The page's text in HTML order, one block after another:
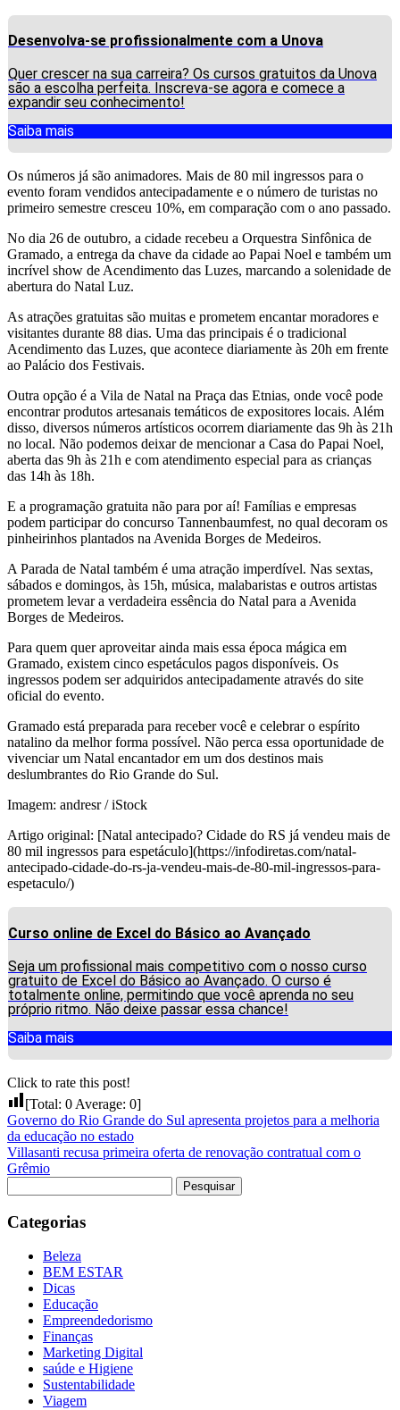
Desenvolva-se profissionalmente com a Unova
Quer crescer na sua carreira? Os cursos gratuitos da Unova
são a escolha perfeita. Inscreva-se agora e comece a
expandir seu conhecimento!
Saiba mais
Os números já são animadores. Mais de 80 mil ingressos para o
evento foram vendidos antecipadamente e o número de turistas no
primeiro semestre cresceu 10%, em comparação com o ano passado.
No dia 26 de outubro, a cidade recebeu a Orquestra Sinfônica de
Gramado, a entrega da chave da cidade ao Papai Noel e também um
incrível show de Acendimento das Luzes, marcando a solenidade de
abertura do Natal Luz.
As atrações gratuitas são muitas e prometem encantar moradores e
visitantes durante 88 dias. Uma das principais é o tradicional
Acendimento das Luzes, que acontece diariamente às 20h em frente
ao Palácio dos Festivais.
Outra opção é a Vila de Natal na Praça das Etnias, onde você pode
encontrar produtos artesanais temáticos de expositores locais. Além
disso, diversos números artísticos ocorrem diariamente das 9h às 21h
no local. Não podemos deixar de mencionar a Casa do Papai Noel,
aberta das 9h às 21h e com atendimento especial para as crianças
das 14h às 18h.
E a programação gratuita não para por aí! Famílias e empresas
podem participar do concurso Tannenbaumfest, no qual decoram os
pinheirinhos plantados na Avenida Borges de Medeiros.
A Parada de Natal também é uma atração imperdível. Nas sextas,
sábados e domingos, às 15h, música, malabaristas e outros artistas
prometem levar a verdadeira essência do Natal para a Avenida
Borges de Medeiros.
Para quem quer aproveitar ainda mais essa época mágica em
Gramado, existem cinco espetáculos pagos disponíveis. Os
ingressos podem ser adquiridos antecipadamente através do site
oficial do evento.
Gramado está preparada para receber você e celebrar o espírito
natalino da melhor forma possível. Não perca essa oportunidade de
vivenciar um Natal encantador em um dos destinos mais
deslumbrantes do Rio Grande do Sul.
Imagem: andresr / iStock
Artigo original: [Natal antecipado? Cidade do RS já vendeu mais de
80 mil ingressos para espetáculo](https://infodiretas.com/natal-
antecipado-cidade-do-rs-ja-vendeu-mais-de-80-mil-ingressos-para-
espetaculo/)
Curso online de Excel do Básico ao Avançado
Seja um profissional mais competitivo com o nosso curso
gratuito de Excel do Básico ao Avançado. O curso é
totalmente online, permitindo que você aprenda no seu
próprio ritmo. Não deixe passar essa chance!
Saiba mais
Click to rate this post!
[Total: 0 Average: 0]
Governo do Rio Grande do Sul apresenta projetos para a melhoria
da educação no estado
Villasanti recusa primeira oferta de renovação contratual com o
Grêmio
por:
Categorias
Beleza
BEM ESTAR
Dicas
Educação
Empreendedorismo
Finanças
Marketing Digital
saúde e Higiene
Sustentabilidade
Viagem